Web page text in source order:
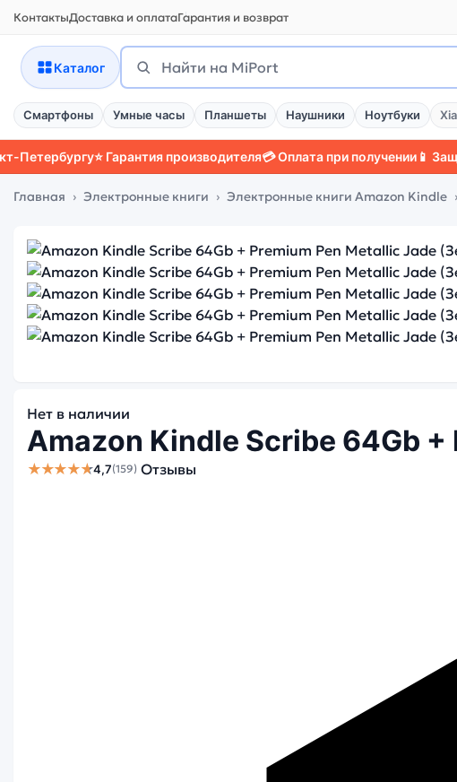
КонтактыДоставка и оплатаГарантия и возврат
Каталог
Поиск
Найти
Смартфоны Умные часы Планшеты Наушники Ноутбуки
⭐ Гарантия производителя💳 Оплата при получении📱
Главная Электронные книги Электронные книги Amazon Kindle
Нет в наличии
Amazon Kindle Scribe 64Gb
★★★★★4,7(159) Отзывы